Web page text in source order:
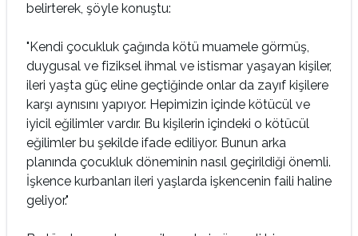
belirterek, şöyle konuştu:
"Kendi çocukluk çağında kötü muamele görmüş,
duygusal ve fiziksel ihmal ve istismar yaşayan kişiler,
ileri yaşta güç eline geçtiğinde onlar da zayıf kişilere
karşı aynısını yapıyor. Hepimizin içinde kötücül ve
iyicil eğilimler vardır. Bu kişilerin içindeki o kötücül
eğilimler bu şekilde ifade ediliyor. Bunun arka
planında çocukluk döneminin nasıl geçirildiği önemli.
İşkence kurbanları ileri yaşlarda işkencenin faili haline
geliyor."